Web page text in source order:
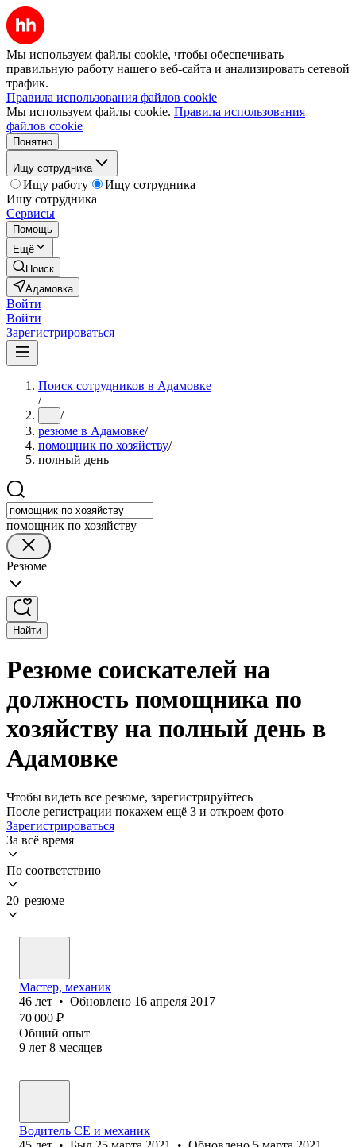
Мы используем файлы cookie, чтобы обеспечивать
правильную работу нашего веб-сайта и анализировать сетевой
трафик.
Правила использования файлов cookie
Мы используем файлы cookie. Правила использования
файлов cookie
Понятно
Ищу сотрудника
Ищу работу
Ищу сотрудника
Ищу сотрудника
Сервисы
Помощь
Ещё
Поиск
Адамовка
Войти
Войти
Зарегистрироваться
Поиск сотрудников в Адамовке
/
... /
резюме в Адамовке/
помощник по хозяйству/
полный день
помощник по хозяйству
Резюме
Найти
Резюме соискателей на
должность помощника по
хозяйству на полный день в
Адамовке
Чтобы видеть все резюме, зарегистрируйтесь
После регистрации покажем ещё 3 и откроем фото
Зарегистрироваться
За всё время
По соответствию
20 резюме
Мастер, механик
46 лет • Обновлено 16 апреля 2017
70 000 ₽
Общий опыт
9 лет 8 месяцев
Водитель СЕ и механик